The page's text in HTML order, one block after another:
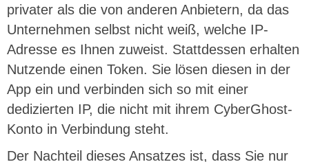
privater als die von anderen Anbietern, da das
Unternehmen selbst nicht weiß, welche IP-
Adresse es Ihnen zuweist. Stattdessen erhalten
Nutzende einen Token. Sie lösen diesen in der
App ein und verbinden sich so mit einer
dedizierten IP, die nicht mit ihrem CyberGhost-
Konto in Verbindung steht.
Der Nachteil dieses Ansatzes ist, dass Sie nur